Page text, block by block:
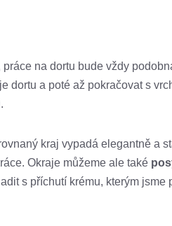
na dortu bude vždy
dortu a poté až pokračovat s
kraj vypadá elegantně a
Okraje můžeme ale také
s příchutí krému, kterým jsme